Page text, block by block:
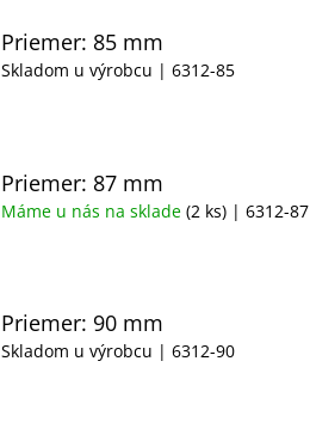
Priemer: 85 mm
Skladom u výrobcu | 6312-85
Priemer: 87 mm
Máme u nás na sklade (2 ks) | 6312-87
Priemer: 90 mm
Skladom u výrobcu | 6312-90